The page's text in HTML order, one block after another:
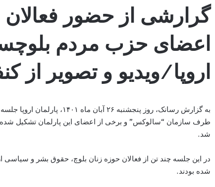
گرارشی از حضور فعالان
اعضای حزب مردم
اروپا/ویدیو و تصویر از
به گزارش رسانک، روز پنجشنبه ٢۶
طرف سازمان “سالوکس” و برخی از اعضای این پارلمان تشکیل شده
شد.
در این جلسه چند تن از فعالان حوزه زنان بلوچ، حقوق بشر و
شده بودند.